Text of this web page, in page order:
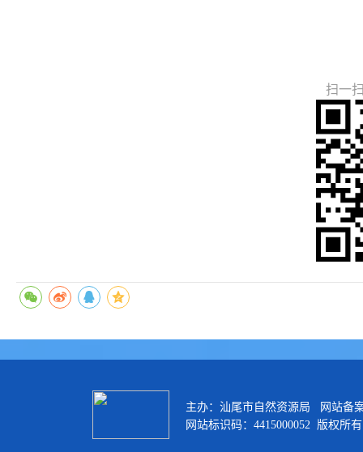
扫一
主办：汕尾市自然资源局 网站备
网站标识码：4415000052 版权所